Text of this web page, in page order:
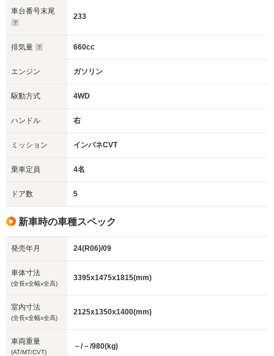
車台番号末尾
233
排気量 660cc
エンジン ガソリン
駆動方式 4WD
ハンドル 右
ミッション インパネCVT
乗車定員 4名
ドア数 5
新車時の車種スペック
発売年月 24(R06)/09
車体寸法
(全長x全幅x全高)
3395x1475x1815(mm)
室内寸法
(全長x全幅x全高)
2125x1350x1400(mm)
車両重量
(AT/MT/CVT)
－/－/980(kg)